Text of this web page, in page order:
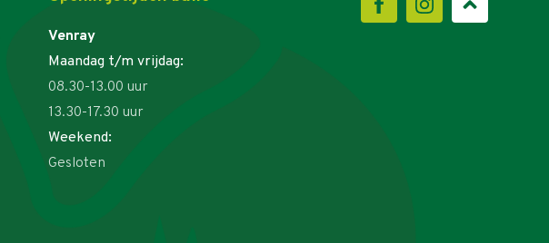
Venray
Maandag t/m vrijdag:
08.30-13.00 uur
13.30-17.30 uur
Weekend:
Gesloten